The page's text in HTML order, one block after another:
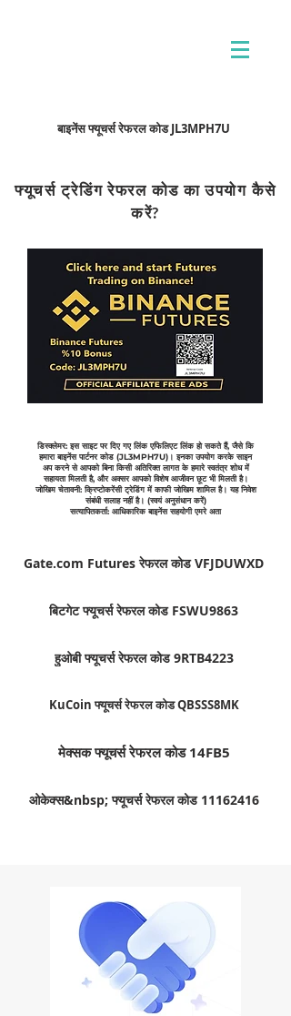
बाइनेंस फ्यूचर्स रेफरल कोड JL3MPH7U
फ्यूचर्स ट्रेडिंग रेफरल कोड का उपयोग कैसे
करें?
डिस्क्लेमर: इस साइट पर दिए गए लिंक एफिलिएट लिंक हो सकते हैं, जैसे कि
हमारा बाइनेंस पार्टनर कोड (JL3MPH7U)। इनका उपयोग करके साइन
अप करने से आपको बिना किसी अतिरिक्त लागत के हमारे स्वतंत्र शोध में
सहायता मिलती है, और अक्सर आपको विशेष आजीवन छूट भी मिलती है।
जोखिम चेतावनी: क्रिप्टोकरेंसी ट्रेडिंग में काफी जोखिम शामिल है। यह निवेश
संबंधी सलाह नहीं है। (स्वयं अनुसंधान करें)
सत्यापितकर्ता: आधिकारिक बाइनेंस सहयोगी एमरे अता
Gate.com Futures रेफरल कोड VFJDUWXD
बिटगेट फ्यूचर्स रेफरल कोड FSWU9863
हुओबी फ्यूचर्स रेफरल कोड 9RTB4223
KuCoin फ्यूचर्स रेफरल कोड QBSSS8MK
मेक्सक फ्यूचर्स रेफरल कोड 14FB5
ओकेक्स&nbsp; फ्यूचर्स रेफरल कोड 11162416